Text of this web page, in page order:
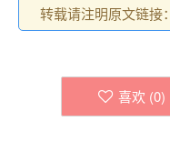
转载请注明原文链接：
喜欢 (0)